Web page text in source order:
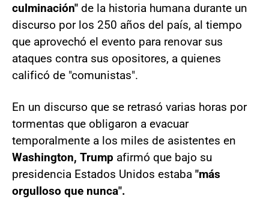
culminación" de la historia humana durante un
discurso por los 250 años del país, al tiempo
que aprovechó el evento para renovar sus
ataques contra sus opositores, a quienes
calificó de "comunistas".
En un discurso que se retrasó varias horas por
tormentas que obligaron a evacuar
temporalmente a los miles de asistentes en
Washington, Trump afirmó que bajo su
presidencia Estados Unidos estaba "más
orgulloso que nunca".